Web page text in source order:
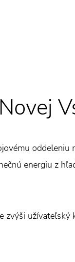
oddeleniu
energiu z
zvýši